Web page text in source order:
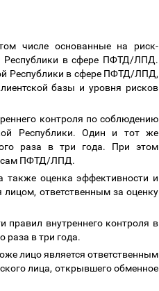
числе основанные на риск-
Республики в сфере ПФТД/ЛПД.
Республики в сфере ПФТД/ЛПД,
базы и уровня рисков
контроля по соблюдению
Республики. Один и тот же
раза в три года. При этом
ПФТД/ЛПД.
оценка эффективности и
ответственным за оценку
внутреннего контроля в
раза в три года.
лицо является ответственным
лица, открывшего обменное